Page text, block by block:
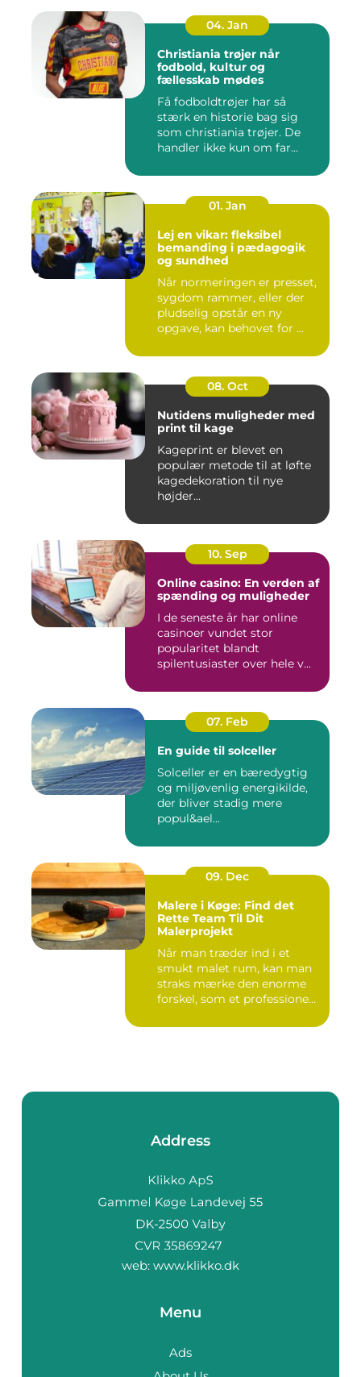
04. Jan
Christiania trøjer når
fodbold, kultur og
fællesskab mødes
Få fodboldtrøjer har så
stærk en historie bag sig
som christiania trøjer. De
handler ikke kun om far...
01. Jan
Lej en vikar: fleksibel
bemanding i pædagogik
og sundhed
Når normeringen er presset,
sygdom rammer, eller der
pludselig opstår en ny
opgave, kan behovet for ...
08. Oct
Nutidens muligheder med
print til kage
Kageprint er blevet en
populær metode til at løfte
kagedekoration til nye
højder...
10. Sep
Online casino: En verden af
spænding og muligheder
I de seneste år har online
casinoer vundet stor
popularitet blandt
spilentusiaster over hele v...
07. Feb
En guide til solceller
Solceller er en bæredygtig
og miljøvenlig energikilde,
der bliver stadig mere
popul&ael...
09. Dec
Malere i Køge: Find det
Rette Team Til Dit
Malerprojekt
Når man træder ind i et
smukt malet rum, kan man
straks mærke den enorme
forskel, som et professione...
Address
web: www.klikko.dk
Menu
Ads